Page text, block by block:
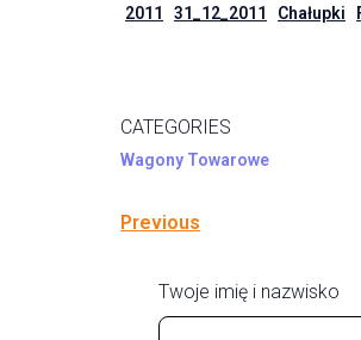
2011 31_12_2011 Chałupki
CATEGORIES
Wagony Towarowe
Previous
Twoje imię i nazwisko